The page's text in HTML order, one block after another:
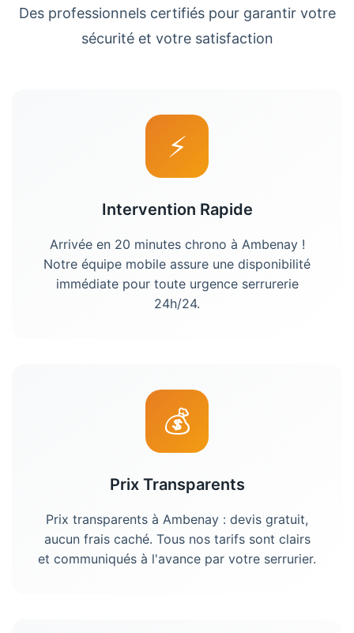
Des professionnels certifiés pour garantir votre
sécurité et votre satisfaction
⚡
Intervention Rapide
Arrivée en 20 minutes chrono à Ambenay!
Notre équipe mobile assure une disponibilité
immédiate pour toute urgence serrurerie
24h/24.
💰
Prix Transparents
Prix transparents à Ambenay : devis gratuit,
aucun frais caché. Tous nos tarifs sont clairs
et communiqués à l'avance par votre serrurier.